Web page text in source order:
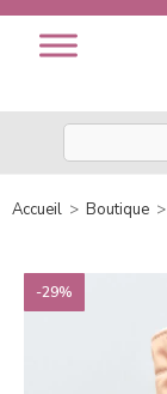
Accueil > Boutique >
-29%